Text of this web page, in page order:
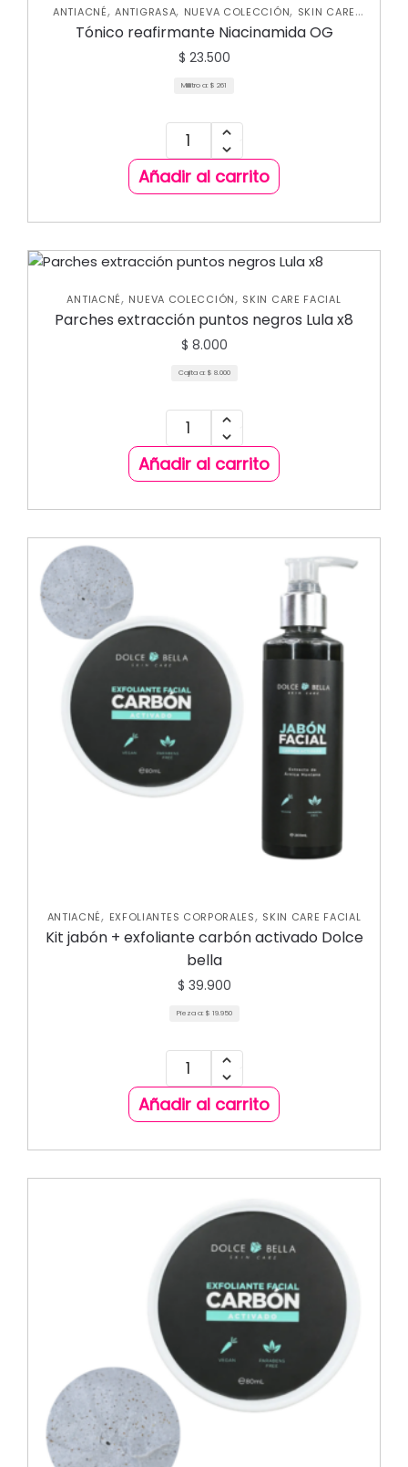
ANTIACNÉ,ANTIGRASA, NUEVA COLECCIÓN, SKIN CARE
FACIAL
Tónico reafirmante Niacinamida OG
$ 23.500
Mililitro a: $ 261
Añadir al carrito
ANTIACNÉ, NUEVA COLECCIÓN, SKIN CARE FACIAL
Parches extracción puntos negros Lula x8
$ 8.000
Cajita a: $ 8.000
Añadir al carrito
ANTIACNÉ, EXFOLIANTES CORPORALES, SKIN CARE FACIAL
Kit jabón + exfoliante carbón activado Dolce
bella
$ 39.900
Pieza a: $ 19.950
Añadir al carrito